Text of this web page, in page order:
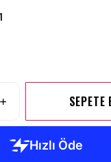
SEPETE